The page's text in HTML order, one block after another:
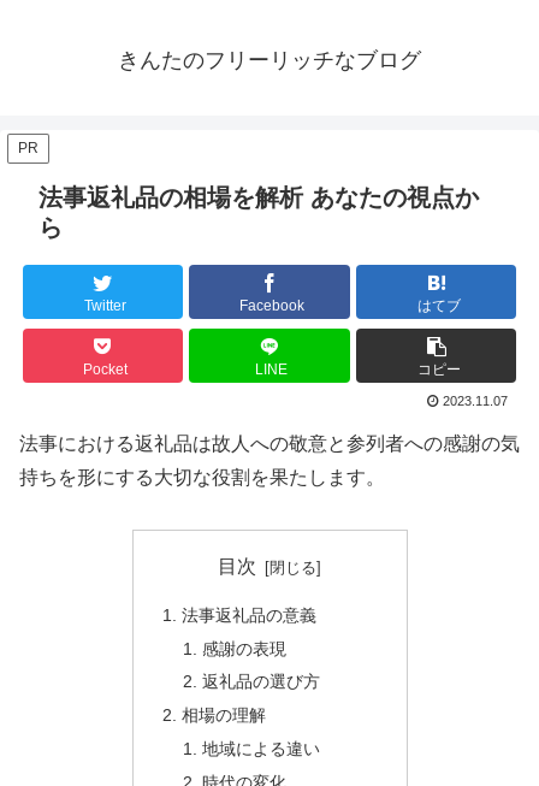
きんたのフリーリッチなブログ
PR
法事返礼品の相場を解析 あなたの視点か
ら
Twitter Facebook はてブ
Pocket LINE コピー
2023.11.07
法事における返礼品は故人への敬意と参列者への感謝の気
持ちを形にする大切な役割を果たします。
目次
法事返礼品の意義
感謝の表現
返礼品の選び方
相場の理解
地域による違い